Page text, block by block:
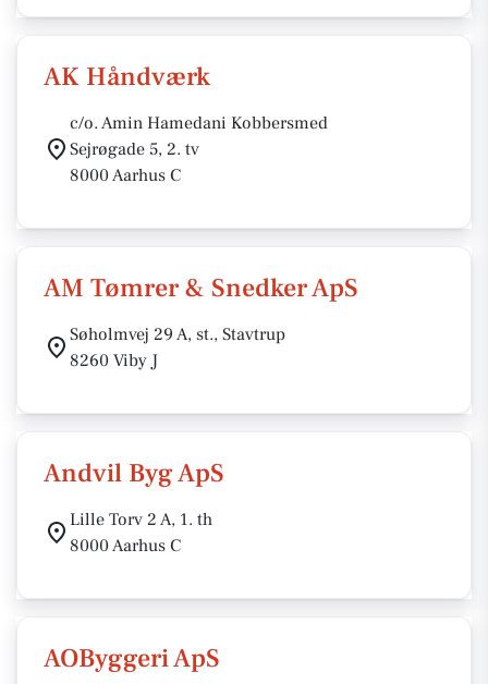
AK Håndværk
c/o. Amin Hamedani Kobbersmed
Sejrøgade 5, 2. tv
8000 Aarhus C
AM Tømrer & Snedker ApS
Søholmvej 29 A, st., Stavtrup
8260 Viby J
Andvil Byg ApS
Lille Torv 2 A, 1. th
8000 Aarhus C
AOByggeri ApS